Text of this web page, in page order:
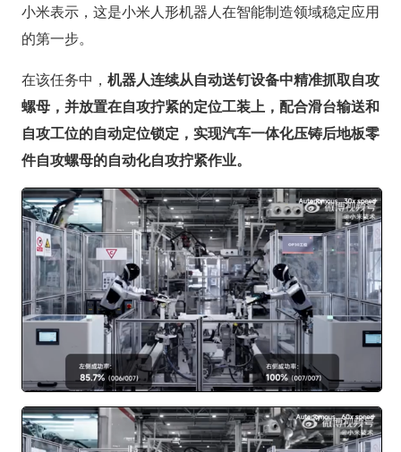
小米表示，这是小米人形机器人在智能制造领域稳定应用
的第一步。
在该任务中， 机器人连续从自动送钉设备中精准抓取自攻
螺母，并放置在自攻拧紧的定位工装上，配合滑台输送和
自攻工位的自动定位锁定，实现汽车一体化压铸后地板零
件自攻螺母的自动化自攻拧紧作业。